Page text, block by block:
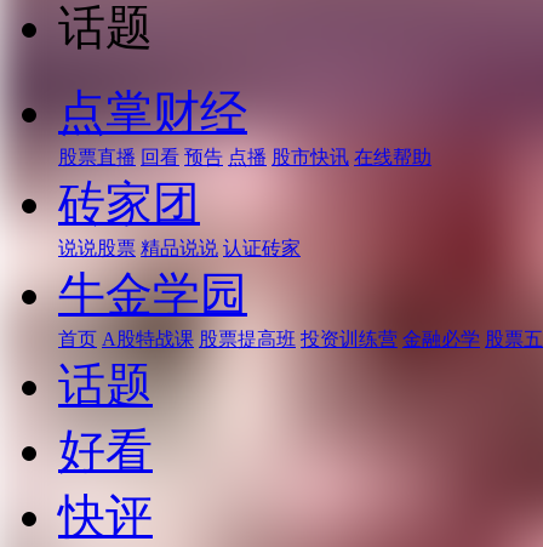
话题
点掌财经
股票直播 回看 预告 点播 股市快讯 在线帮助
砖家团
说说股票 精品说说 认证砖家
牛金学园
首页 A股特战课 股票提高班 投资训练营 金融必学 股票
话题
好看
快评